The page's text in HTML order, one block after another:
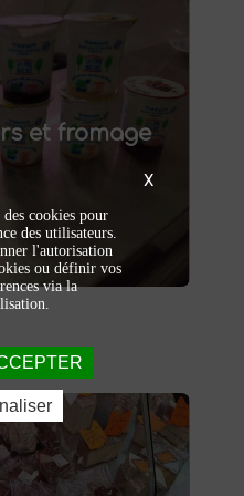
et fromage
et fromage
à
Saint-Saulve
laitiers vous
X
cookies pour
des utilisateurs.
l'autorisation
ou définir vos
via la